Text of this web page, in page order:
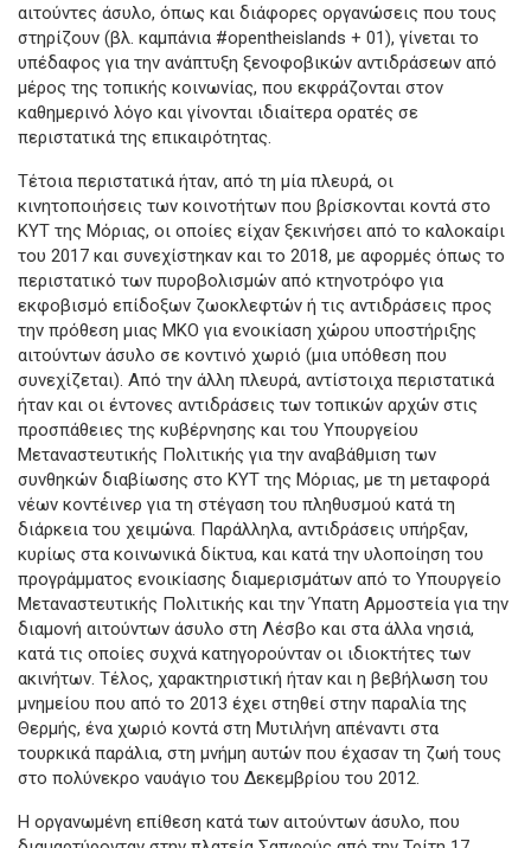
αιτούντες άσυλο, όπως και διάφορες οργανώσεις που τους
στηρίζουν (βλ. καμπάνια #opentheislands + 01), γίνεται το
υπέδαφος για την ανάπτυξη ξενοφοβικών αντιδράσεων από
μέρος της τοπικής κοινωνίας, που εκφράζονται στον
καθημερινό λόγο και γίνονται ιδιαίτερα ορατές σε
περιστατικά της επικαιρότητας.
Τέτοια περιστατικά ήταν, από τη μία πλευρά, οι
κινητοποιήσεις των κοινοτήτων που βρίσκονται κοντά στο
ΚΥΤ της Μόριας, οι οποίες είχαν ξεκινήσει από το καλοκαίρι
του 2017 και συνεχίστηκαν και το 2018, με αφορμές όπως το
περιστατικό των πυροβολισμών από κτηνοτρόφο για
εκφοβισμό επίδοξων ζωοκλεφτών ή τις αντιδράσεις προς
την πρόθεση μιας ΜΚΟ για ενοικίαση χώρου υποστήριξης
αιτούντων άσυλο σε κοντινό χωριό (μια υπόθεση που
συνεχίζεται). Από την άλλη πλευρά, αντίστοιχα περιστατικά
ήταν και οι έντονες αντιδράσεις των τοπικών αρχών στις
προσπάθειες της κυβέρνησης και του Υπουργείου
Μεταναστευτικής Πολιτικής για την αναβάθμιση των
συνθηκών διαβίωσης στο ΚΥΤ της Μόριας, με τη μεταφορά
νέων κοντέινερ για τη στέγαση του πληθυσμού κατά τη
διάρκεια του χειμώνα. Παράλληλα, αντιδράσεις υπήρξαν,
κυρίως στα κοινωνικά δίκτυα, και κατά την υλοποίηση του
προγράμματος ενοικίασης διαμερισμάτων από το Υπουργείο
Μεταναστευτικής Πολιτικής και την Ύπατη Αρμοστεία για την
διαμονή αιτούντων άσυλο στη Λέσβο και στα άλλα νησιά,
κατά τις οποίες συχνά κατηγορούνταν οι ιδιοκτήτες των
ακινήτων. Τέλος, χαρακτηριστική ήταν και η βεβήλωση του
μνημείου που από το 2013 έχει στηθεί στην παραλία της
Θερμής, ένα χωριό κοντά στη Μυτιλήνη απέναντι στα
τουρκικά παράλια, στη μνήμη αυτών που έχασαν τη ζωή τους
στο πολύνεκρο ναυάγιο του Δεκεμβρίου του 2012.
Η οργανωμένη επίθεση κατά των αιτούντων άσυλο, που